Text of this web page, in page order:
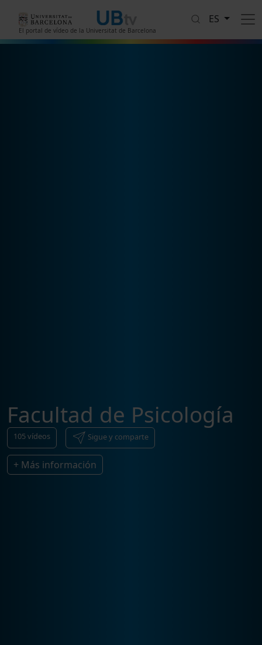
El portal de vídeo de la Universitat de Barcelona
ES
Facultad de Psicología
105vídeos Sigue y comparte
+ Más información